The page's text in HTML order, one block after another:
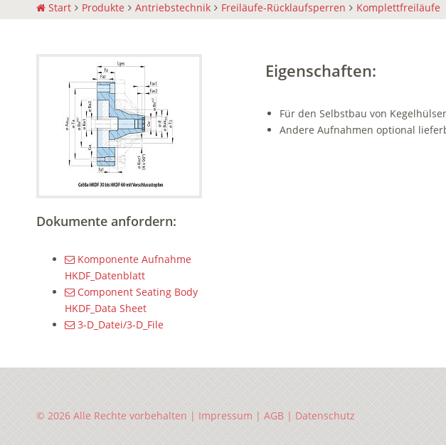
Start Produkte Antriebstechnik Freiläufe-Rücklaufsperren Komplettfreiläufe
Dokumente anfordern:
Komponente Aufnahme
HKDF_Datenblatt
Component Seating Body
HKDF_Data Sheet
3-D_Datei/3-D_File
Eigenschaften:
Für den Selbstbau von
Andere Aufnahmen optional
© 2026 Alle Rechte vorbehalten | Impressum | AGB| Datenschutz